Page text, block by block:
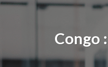
Congo